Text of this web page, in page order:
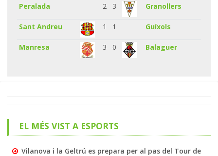
Peralada 2 3 Granollers
Sant Andreu 1 1 Guíxols
Manresa 3 0 Balaguer
EL MÉS VIST A ESPORTS
Vilanova i la Geltrú es prepara per al pas del Tour de